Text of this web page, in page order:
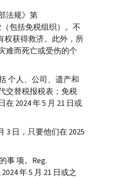
法规》第
包括免税组织）。不
权获得救济。此外，所
难而死亡或受伤的个
个人、公司、遗产和
交替税报税表；免税
2024 年 5 月 21 日或
3 日，只要他们在 2025
项。 Reg.
年 5 月 21 日或之